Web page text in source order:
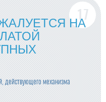
НА
действующего механизма